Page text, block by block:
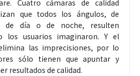
Cuatro cámaras de calidad
que todos los ángulos, de
de día o de noche, resulten
los usuarios imaginaron. Y el
las imprecisiones, por lo
sólo tienen que apuntar y
resultados de calidad.